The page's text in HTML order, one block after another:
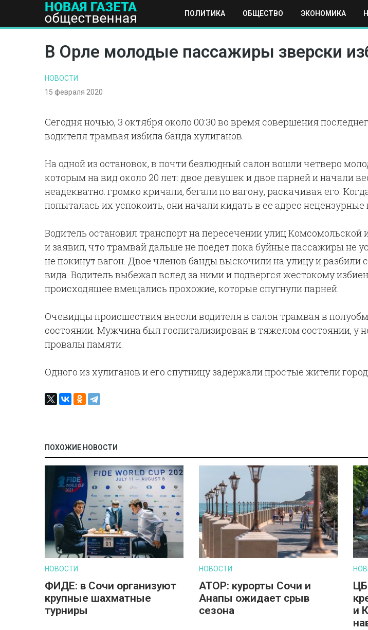
ПОЛИТИКА ОБЩЕСТВО ЭКОНОМИКА
ПОЛИТИКА ОБЩЕСТВО ЭКОНОМИКА НАУКА И ТЕХНИКА СПОРТ МОСКВА
В Орле молодые пассажиры зверски
НОВОСТИ
15 февраля 2020
Сегодня ночью, 3 октября около 00:30 во время совершения
водителя трамвая избила банда хулиганов.
На одной из остановок, в почти безлюдный салон вошли четверо
которым на вид около 20 лет: двое девушек и двое парней и начали
неадекватно: громко кричали, бегали по вагону, раскачивая его.
попыталась их успокоить, они начали кидать в ее адрес
Водитель остановил транспорт на пересечении улиц Комсомольской
и заявил, что трамвай дальше не поедет пока буйные пассажиры не
не покинут вагон. Двое членов банды выскочили на улицу и разбили
вида. Водитель выбежал вслед за ними и подвергся жестокому
происходящее вмещались прохожие, которые спугнули парней.
Очевидцы происшествия внесли водителя в салон трамвая в
состоянии. Мужчина был госпитализирован в тяжелом состоянии, у
провалы памяти.
Одного из хулиганов и его спутницу задержали простые жители
ПОХОЖИЕ НОВОСТИ
НОВОСТИ
ФИДЕ: в Сочи организуют
крупные шахматные
турниры
НОВОСТИ
АТОР: курорты Сочи и
Анапы ожидает срыв
сезона
ЦБ
и